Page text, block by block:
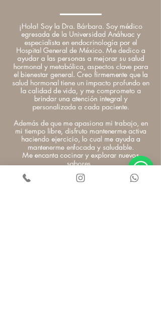
¡Hola! Soy la Dra. Bárbara. Soy médico
egresada de la Universidad Anáhuac y
especialista en endocrinología por el
Hospital General de México. Me dedico a
ayudar a las personas a mejorar su salud
hormonal y metabólica, aspectos clave para
el bienestar general. Creo firmemente que la
salud hormonal tiene un impacto profundo en
la calidad de vida, y me comprometo a
brindar una atención integral y
personalizada a cada paciente.
Además de que me apasiona mi trabajo, en
mi tiempo libre, disfruto mantenerme activa
haciendo ejercicio, lo cual me ayuda a
mantenerme enfocada y saludable.
Me encanta cocinar y explorar nuevos
sabores.
¡Estoy aquí para ayudarte a lograr tu mejor